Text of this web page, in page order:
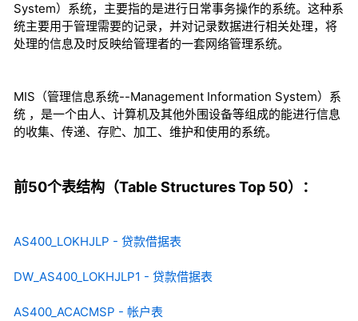
System）系统，主要指的是进行日常事务操作的系统。这种系
统主要用于管理需要的记录，并对记录数据进行相关处理，将
处理的信息及时反映给管理者的一套网络管理系统。
MIS（管理信息系统--Management Information System）系
统 ，是一个由人、计算机及其他外围设备等组成的能进行信息
的收集、传递、存贮、加工、维护和使用的系统。
前50个表结构（Table Structures Top 50）：
AS400_LOKHJLP - 贷款借据表
DW_AS400_LOKHJLP1 - 贷款借据表
AS400_ACACMSP - 帐户表